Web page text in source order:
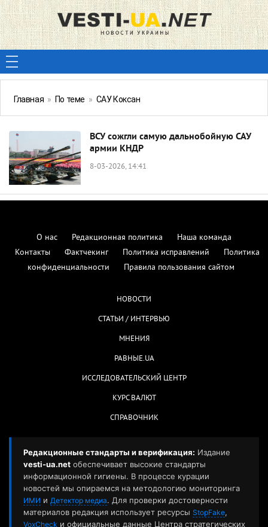
Главная » По теме » САУ Коксан
ВСУ сожгли самую дальнобойную САУ
армии КНДР
8-03-2026, 14:41
О нас Редакционная политика
Наша команда
Контакты
Фактчекинг Политика исправлений
Политика
конфиденциальности
Правила пользования сайтом
НОВОСТИ
СТАТЬИ / ИНТЕРВЬЮ
МНЕНИЯ
РАВНЫЕ.UA
ИССЛЕДОВАТЕЛЬСКИЙ ЦЕНТР
КУРС ВАЛЮТ
СПРАВОЧНИК
Редакционные стандарты и верификация: Издание
vesti-ua.net обеспечивает высокие стандарты
информационной гигиены. В процессе курации
новостей мы опираемся на методологию мониторинга
ИМИ и Детектор медиа. Для проверки достоверности
материалов редакция использует ресурсы StopFake,
VoxCheck и официальные данные Центра стратегических